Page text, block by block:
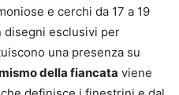
e cerchi da 17 a 19
disegni esclusivi per
una presenza su
della fiancata viene